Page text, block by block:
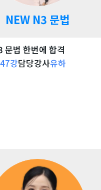
NEW N3 문법
법 한번에 합격
47강담당강사유하